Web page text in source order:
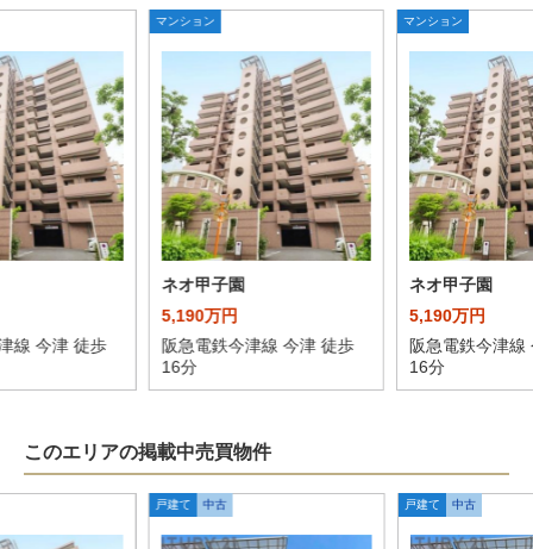
線 今津 徒歩
マンション
ネオ甲子園
5,190万円
阪急電鉄今津線 今津 徒歩
16分
マンション
ネオ甲子園
5,190万円
阪急電鉄今津線
16分
このエリアの掲載中売買物件
戸建て 中古 戸建て 中古